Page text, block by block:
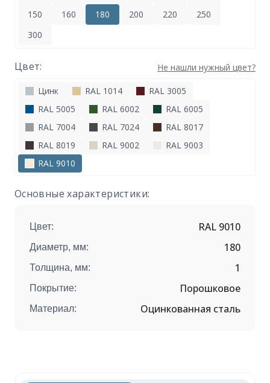
150
160 180 200 220
250
300
Цвет: Не нашли нужный цвет?
Цинк RAL 1014
RAL 3005
RAL 5005
RAL 6002
RAL 6005
RAL 7004
RAL 7024
RAL 8017
RAL 8019
RAL 9002
RAL 9003
RAL 9010
Основные характеристики:
Цвет: RAL 9010
Диаметр, мм: 180
Толщина, мм: 1
Покрытие: Порошковое
Материал: Оцинкованная сталь